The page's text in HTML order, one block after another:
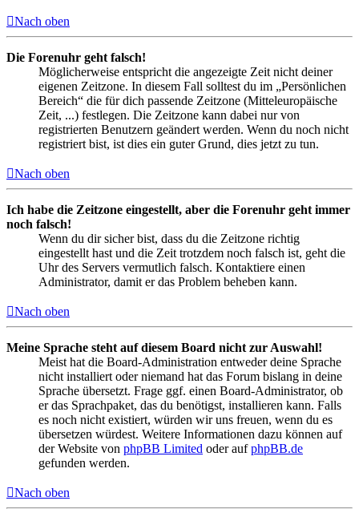
Nach oben
Die Forenuhr geht falsch!
Möglicherweise entspricht die angezeigte Zeit nicht deiner
eigenen Zeitzone. In diesem Fall solltest du im „Persönlichen
Bereich“ die für dich passende Zeitzone (Mitteleuropäische
Zeit, ...) festlegen. Die Zeitzone kann dabei nur von
registrierten Benutzern geändert werden. Wenn du noch nicht
registriert bist, ist dies ein guter Grund, dies jetzt zu tun.
Nach oben
Ich habe die Zeitzone eingestellt, aber die Forenuhr geht immer
noch falsch!
Wenn du dir sicher bist, dass du die Zeitzone richtig
eingestellt hast und die Zeit trotzdem noch falsch ist, geht die
Uhr des Servers vermutlich falsch. Kontaktiere einen
Administrator, damit er das Problem beheben kann.
Nach oben
Meine Sprache steht auf diesem Board nicht zur Auswahl!
Meist hat die Board-Administration entweder deine Sprache
nicht installiert oder niemand hat das Forum bislang in deine
Sprache übersetzt. Frage ggf. einen Board-Administrator, ob
er das Sprachpaket, das du benötigst, installieren kann. Falls
es noch nicht existiert, würden wir uns freuen, wenn du es
übersetzen würdest. Weitere Informationen dazu können auf
der Website von phpBB Limited oder aufphpBB.de
gefunden werden.
Nach oben